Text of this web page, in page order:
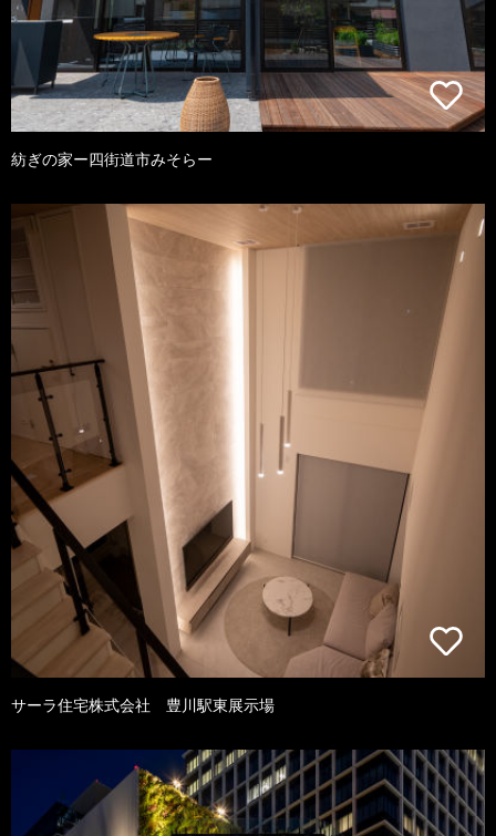
紡ぎの家ー四街道市みそらー
サーラ住宅株式会社 豊川駅東展示場